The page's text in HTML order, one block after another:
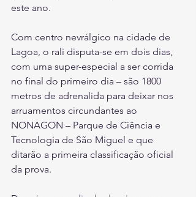
este ano.
Com centro nevrálgico na cidade de
Lagoa, o rali disputa-se em dois dias,
com uma super-especial a ser corrida
no final do primeiro dia – são 1800
metros de adrenalida para deixar nos
arruamentos circundantes ao
NONAGON – Parque de Ciência e
Tecnologia de São Miguel e que
ditarão a primeira classificação oficial
da prova.